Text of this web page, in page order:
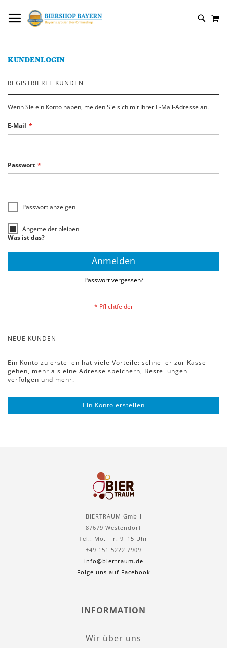
ZUM
INHALT
KUNDENLOGIN
REGISTRIERTE KUNDEN
Wenn Sie ein Konto haben, melden Sie sich mit Ihrer E-Mail-Adresse an.
E-Mail
Passwort
Passwort anzeigen
Angemeldet bleiben
Was ist das?
Anmelden
Passwort vergessen?
NEUE KUNDEN
Ein Konto zu erstellen hat viele Vorteile: schneller zur Kasse
gehen, mehr als eine Adresse speichern, Bestellungen
verfolgen und mehr.
Ein Konto erstellen
BIERTRAUM GmbH
87679 Westendorf
Tel.: Mo.–Fr. 9–15 Uhr
+49 151 5222 7909
info@biertraum.de
Folge uns auf Facebook
INFORMATION
Wir über uns